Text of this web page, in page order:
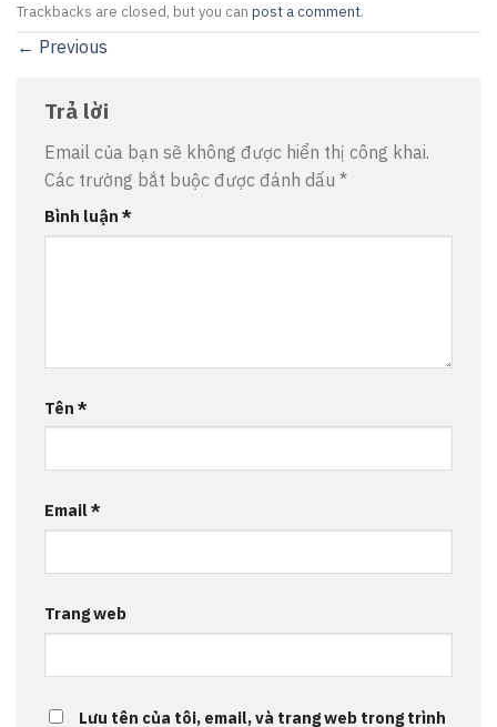
Trackbacks are closed, but you can post a comment.
← Previous
Trả lời
Email của bạn sẽ không được hiển thị công khai.
Các trường bắt buộc được đánh dấu *
Bình luận *
Tên *
Email*
Trang web
Lưu tên của tôi, email, và trang web trong trình